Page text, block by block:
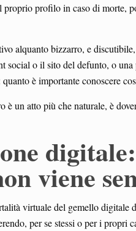
profilo in caso di morte,
alquanto bizzarro, e
social o il sito del defunto, o
è importante conoscere
è un atto più che naturale, è
viene
virtuale del gemello digitale
per se stessi o per i propri